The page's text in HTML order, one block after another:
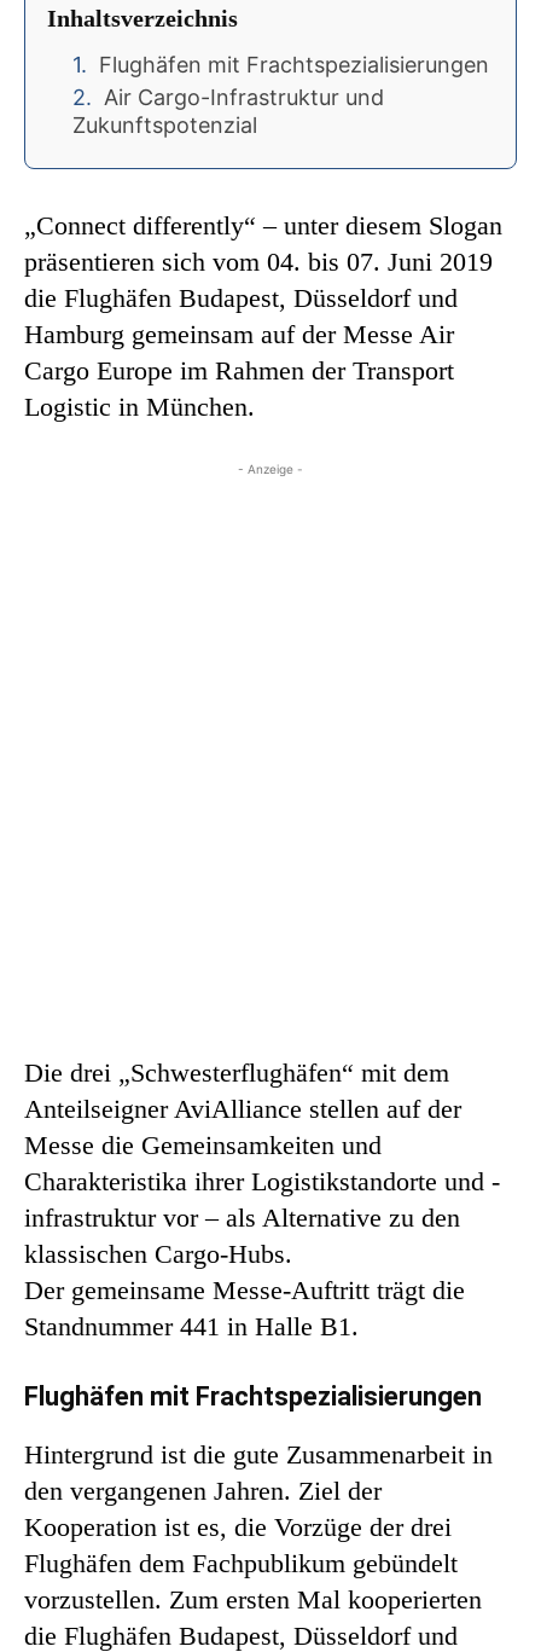
Inhaltsverzeichnis
Flughäfen mit Frachtspezialisierungen
Air Cargo-Infrastruktur und
Zukunftspotenzial
„Connect differently“ – unter diesem Slogan
präsentieren sich vom 04. bis 07. Juni 2019
die Flughäfen Budapest, Düsseldorf und
Hamburg gemeinsam auf der Messe Air
Cargo Europe im Rahmen der Transport
Logistic in München.
- Anzeige -
Die drei „Schwesterflughäfen“ mit dem
Anteilseigner AviAlliance stellen auf der
Messe die Gemeinsamkeiten und
Charakteristika ihrer Logistikstandorte und -
infrastruktur vor – als Alternative zu den
klassischen Cargo-Hubs.
Der gemeinsame Messe-Auftritt trägt die
Standnummer 441 in Halle B1.
Flughäfen mit Frachtspezialisierungen
Hintergrund ist die gute Zusammenarbeit in
den vergangenen Jahren. Ziel der
Kooperation ist es, die Vorzüge der drei
Flughäfen dem Fachpublikum gebündelt
vorzustellen. Zum ersten Mal kooperierten
die Flughäfen Budapest, Düsseldorf und